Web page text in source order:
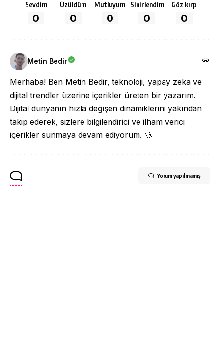
Sevdim
0
Üzüldüm
0
Mutluyum
0
Sinirlendim
0
Göz kırp
0
Metin Bedir
Merhaba! Ben Metin Bedir, teknoloji, yapay zeka ve
dijital trendler üzerine içerikler üreten bir yazarım.
Dijital dünyanın hızla değişen dinamiklerini yakından
takip ederek, sizlere bilgilendirici ve ilham verici
içerikler sunmaya devam ediyorum. 🚀
Yorum yapılmamış